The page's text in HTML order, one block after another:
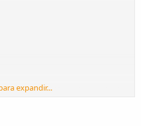
CNC ou parecido que faça uma igual a
expandir...